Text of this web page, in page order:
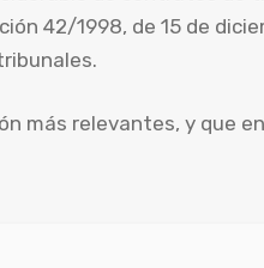
42/1998, de 15 de
más relevantes, y que